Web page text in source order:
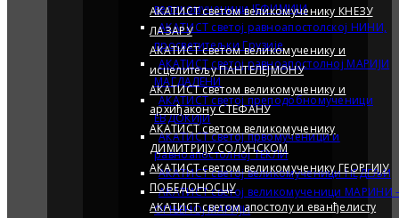
великомученици ЈЕФИМИЈИ
АКАТИСТ светој равноапостолској НИНИ,
просветитељки Грузије
АКАТИСТ светој равноапостолној МАРИЈИ
МАГДАЛEНИ
АКАТИСТ светој преподобномученици
ЕВДОКИЈИ
АКАТИСТ светој првомученици и
равноапостолној ТЕКЛИ
АКАТИСТ светој великомученици НЕДEЉИ
АКАТИСТ светој великомученици МАРИНИ
ОГЊЕНОЈ МАРИЈИ
АКАТИСТ светом великомученику КНЕЗУ
ЛАЗАРУ
АКАТИСТ светом великомученику и
исцелитељу ПАНТЕЛЕЈМОНУ
АКАТИСТ светом великомученику и
архиђакону СТЕФАНУ
АКАТИСТ светом великомученику
ДИМИТРИЈУ СОЛУНСКОМ
АКАТИСТ светом великомученику ГЕОРГИЈУ
ПОБЕДОНОСЦУ
АКАТИСТ светом апостолу и еванђелисту